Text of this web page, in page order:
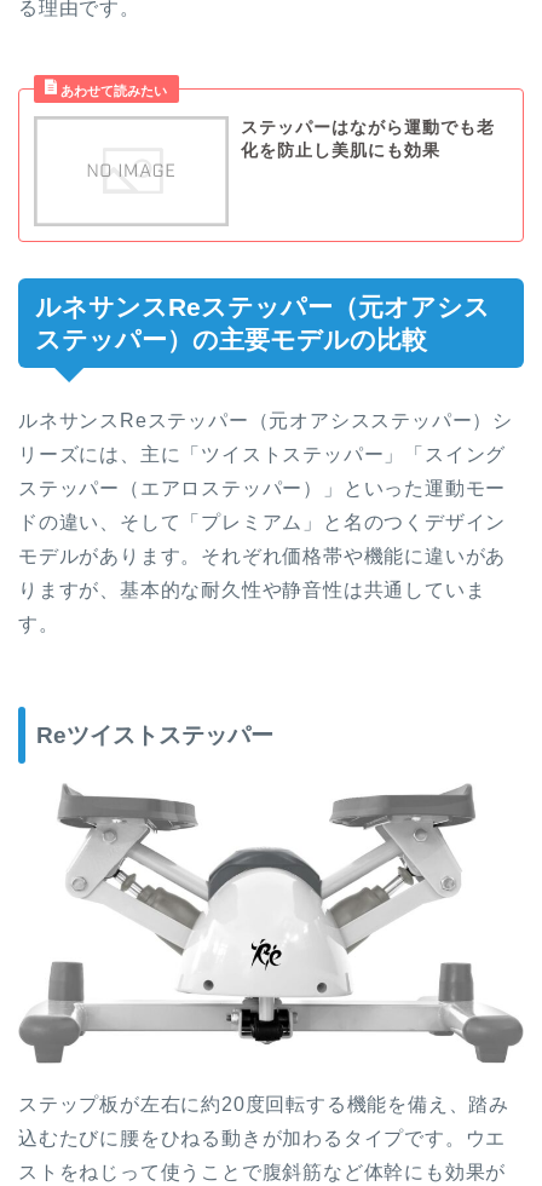
る理由です。
ステッパーはながら運動でも老
化を防止し美肌にも効果
ルネサンスReステッパー（元オアシス
ステッパー）の主要モデルの比較
ルネサンスReステッパー（元オアシスステッパー）シ
リーズには、主に「ツイストステッパー」「スイング
ステッパー（エアロステッパー）」といった運動モー
ドの違い、そして「プレミアム」と名のつくデザイン
モデルがあります。それぞれ価格帯や機能に違いがあ
りますが、基本的な耐久性や静音性は共通していま
す。
Reツイストステッパー
ステップ板が左右に約20度回転する機能を備え、踏み
込むたびに腰をひねる動きが加わるタイプです。ウエ
ストをねじって使うことで腹斜筋など体幹にも効果が